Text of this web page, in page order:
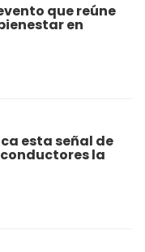
que reúne
en
esta señal de
la